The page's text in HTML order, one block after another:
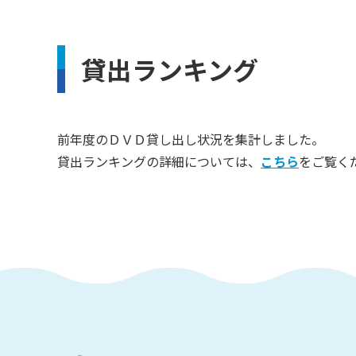
貸出ランキング
前年度のＤＶＤ貸し出し状況を集計しました。
貸出ランキングの詳細については、 こちらをご覧く